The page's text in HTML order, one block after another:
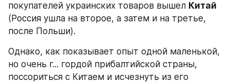
покупателей украинских товаров вышел Китай
(Россия ушла на второе, а затем и на третье,
после Польши).
Однако, как показывает опыт одной маленькой,
но очень г... гордой прибалтийской страны,
поссориться с Китаем и исчезнуть из его